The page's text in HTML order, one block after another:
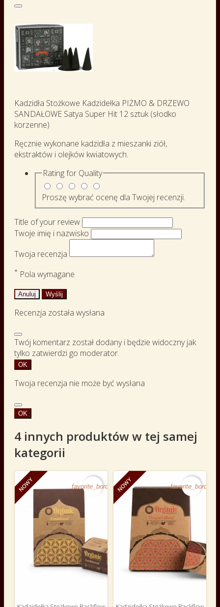
Kadzidła Stożkowe Kadzidełka PIŻMO & DRZEWO
SANDAŁOWE Satya Super Hit 12 sztuk (słodko
korzenne)
Ręcznie wykonane kadzidła z mieszanki ziół,
ekstraktów i olejków kwiatowych.
Rating for Quality
Proszę wybrać ocenę dla Twojej recenzji.
Title of your review
Twoje imię i nazwisko
Twoja recenzja
* Pola wymagane
Anuluj Wyślij
Recenzja została wysłana
Twój komentarz został dodany i będzie widoczny jak
tylko zatwierdzi go moderator.
OK
Twoja recenzja nie może być wysłana
OK
4 innych produktów w tej samej
kategorii
NOWY favorite_borderNOWY favorite_border